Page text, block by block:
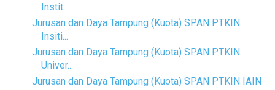
Instit...
Jurusan dan Daya Tampung (Kuota) SPAN PTKIN
Insiti...
Jurusan dan Daya Tampung (Kuota) SPAN PTKIN
Univer...
Jurusan dan Daya Tampung (Kuota) SPAN PTKIN IAIN